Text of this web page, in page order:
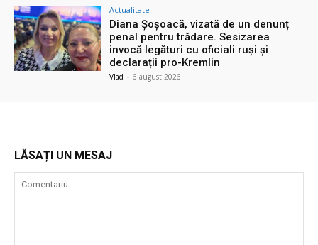
Actualitate
Diana Șoșoacă, vizată de un denunț
penal pentru trădare. Sesizarea
invocă legături cu oficiali ruși și
declarații pro-Kremlin
Vlad - 6 august 2026
LĂSAȚI UN MESAJ